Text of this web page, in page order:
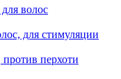
волос
для стимуляции
перхоти